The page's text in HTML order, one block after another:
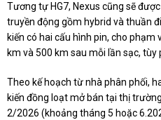
Tương tự HG7, Nexus cũng sẽ
truyền động gồm hybrid và thuần
kiến có hai cấu hình pin, cho
km và 500 km sau mỗi lần sạc, tùy
Theo kế hoạch từ nhà phân phối,
kiến đồng loạt mở bán tại thị
2/2026 (khoảng tháng 5 hoặc